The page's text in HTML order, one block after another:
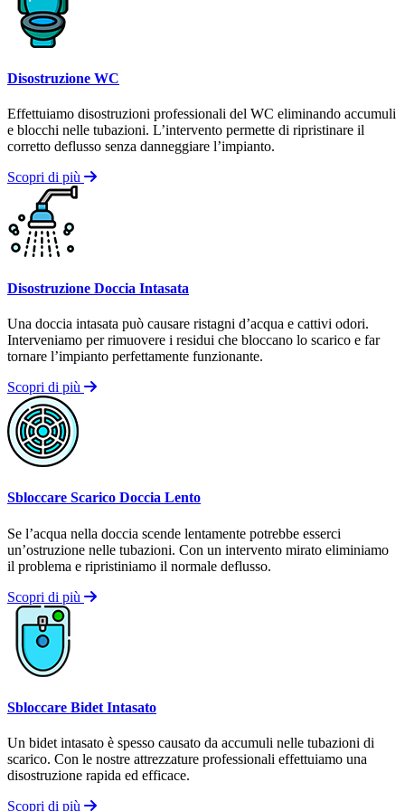
Disostruzione WC
Effettuiamo disostruzioni professionali del WC eliminando accumuli
e blocchi nelle tubazioni. L’intervento permette di ripristinare il
corretto deflusso senza danneggiare l’impianto.
Scopri di più
Disostruzione Doccia Intasata
Una doccia intasata può causare ristagni d’acqua e cattivi odori.
Interveniamo per rimuovere i residui che bloccano lo scarico e far
tornare l’impianto perfettamente funzionante.
Scopri di più
Sbloccare Scarico Doccia Lento
Se l’acqua nella doccia scende lentamente potrebbe esserci
un’ostruzione nelle tubazioni. Con un intervento mirato eliminiamo
il problema e ripristiniamo il normale deflusso.
Scopri di più
Sbloccare Bidet Intasato
Un bidet intasato è spesso causato da accumuli nelle tubazioni di
scarico. Con le nostre attrezzature professionali effettuiamo una
disostruzione rapida ed efficace.
Scopri di più